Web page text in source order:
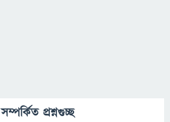
সম্পর্কিত প্রশ্নগুচ্ছ